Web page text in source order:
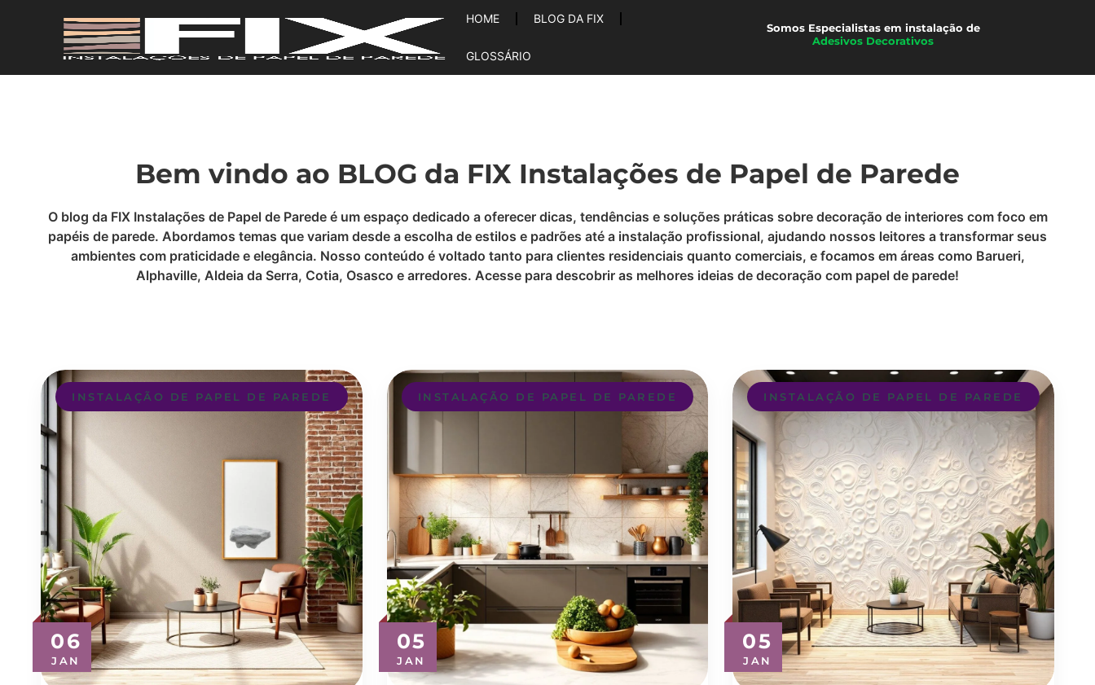
HOME BLOG DA FIX Somos Especialistas em instalação de
papéis de parede. Abordamos temas que variam desde a escolha de estilos e padrões até a instalação profissional, ajudando nossos leitores a transformar seus
ambientes com praticidade e elegância. Nosso conteúdo é voltado tanto para clientes residenciais quanto comerciais, e focamos em áreas como Barueri,
Alphaville, Aldeia da Serra, Cotia, Osasco e arredores. Acesse para descobrir as melhores ideias de decoração com papel de parede!
06
JAN
INSTALAÇÃO DE PAPEL DE PAREDE
05
JAN
INSTALAÇÃO DE PAPEL DE PAREDE
05
JAN
INSTALAÇÃO DE PAPEL DE PAREDE